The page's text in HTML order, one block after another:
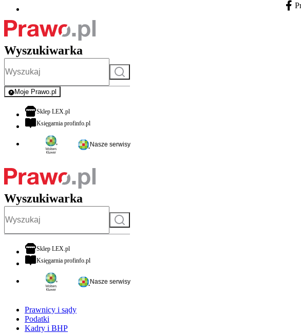
Wyszukiwarka
Szukaj
Moje Prawo.pl
- rejestracja i logowanie do serwisu
Sklep LEX.plotwiera się w nowej karcie
Księgarnia profinfo.plotwiera się w nowej karcie
Nasze serwisy
Wyszukiwarka
Szukaj
Sklep LEX.plotwiera się w nowej karcie
Księgarnia profinfo.plotwiera się w nowej karcie
Nasze serwisy
Prawnicy i sądy
Podatki
Kadry i BHP